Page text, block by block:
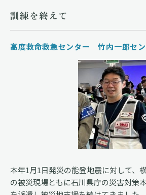
訓練を終えて
高度救命救急センター 竹内一郎セ
本年1月1日発災の能登地震に対して、
の被災現場ともに石川県庁の災害対策